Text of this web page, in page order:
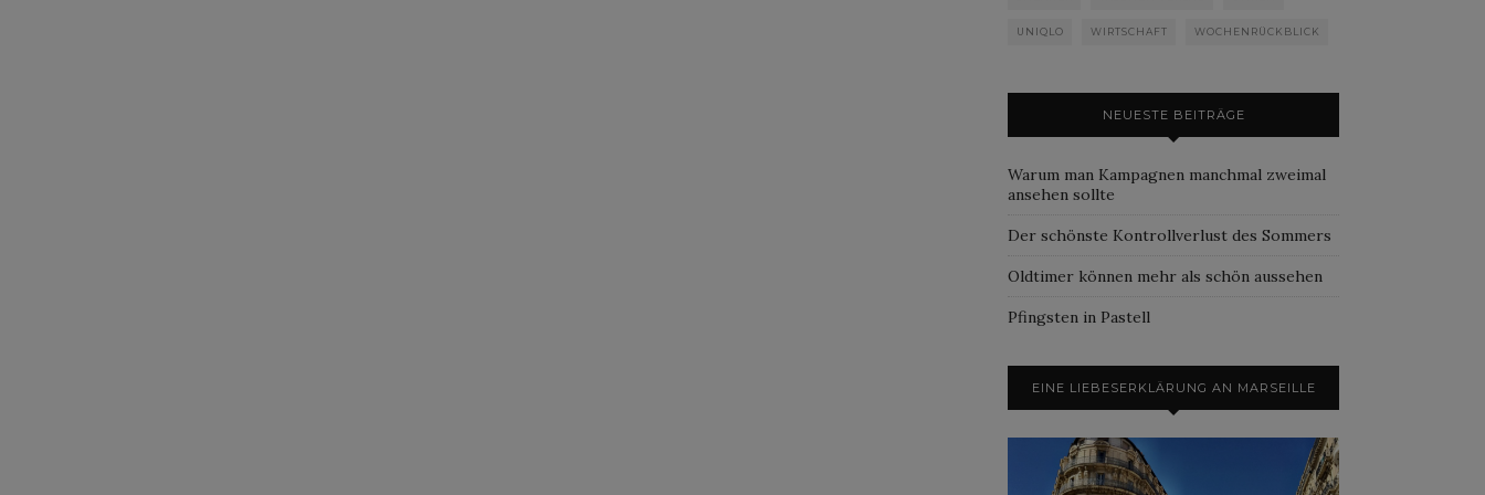
UNIQLO WIRTSCHAFT WOCHENRÜCKBLICK
NEUESTE BEITRÄGE
Warum man Kampagnen manchmal zweimal
ansehen sollte
Der schönste Kontrollverlust des Sommers
Oldtimer können mehr als schön aussehen
Pfingsten in Pastell
EINE LIEBESERKLÄRUNG AN MARSEILLE